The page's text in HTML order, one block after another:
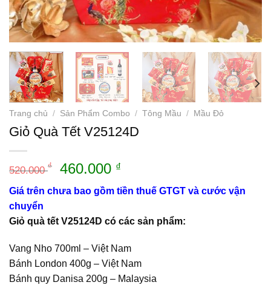
Trang chủ / Sản Phẩm Combo / Tông Mầu / Mầu Đỏ
Giỏ Quà Tết V25124D
520.000₫
Giá
là:
460.000 ₫
hiện
tại
460.000 ₫.
Giá trên chưa bao gồm tiền thuế GTGT và cước vận
chuyển
Giỏ quà tết V25124D có các sản phẩm:
Vang Nho 700ml – Việt Nam
Bánh London 400g – Việt Nam
Bánh quy Danisa 200g – Malaysia